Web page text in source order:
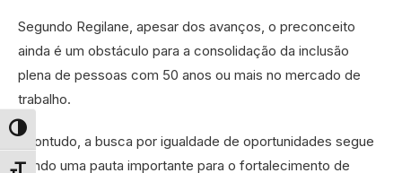
Alternar alto contraste
Segundo Regilane, apesar dos avanços, o preconceito
ainda é um obstáculo para a consolidação da inclusão
plena de pessoas com 50 anos ou mais no mercado de
trabalho.
“Contudo, a busca por igualdade de oportunidades segue
sendo uma pauta importante para o fortalecimento de